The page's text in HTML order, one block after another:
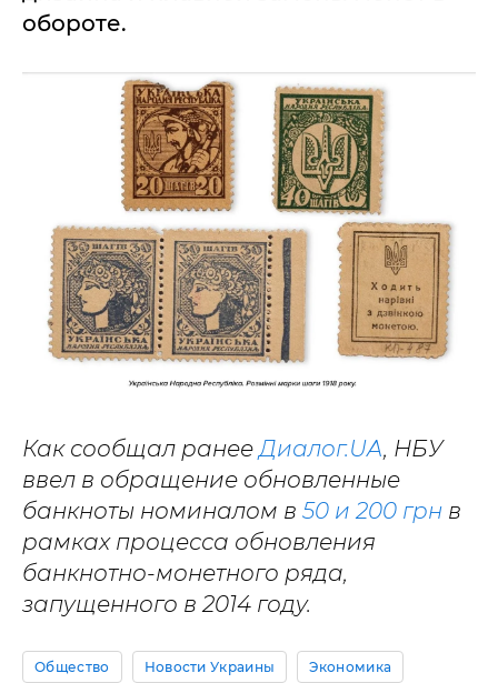
обороте.
Как сообщал ранееДиалог.UA, НБУ
ввел в обращение обновленные
банкноты номиналом в 50 и 200 грн в
рамках процесса обновления
банкнотно-монетного ряда,
запущенного в 2014 году.
Общество Новости Украины Экономика